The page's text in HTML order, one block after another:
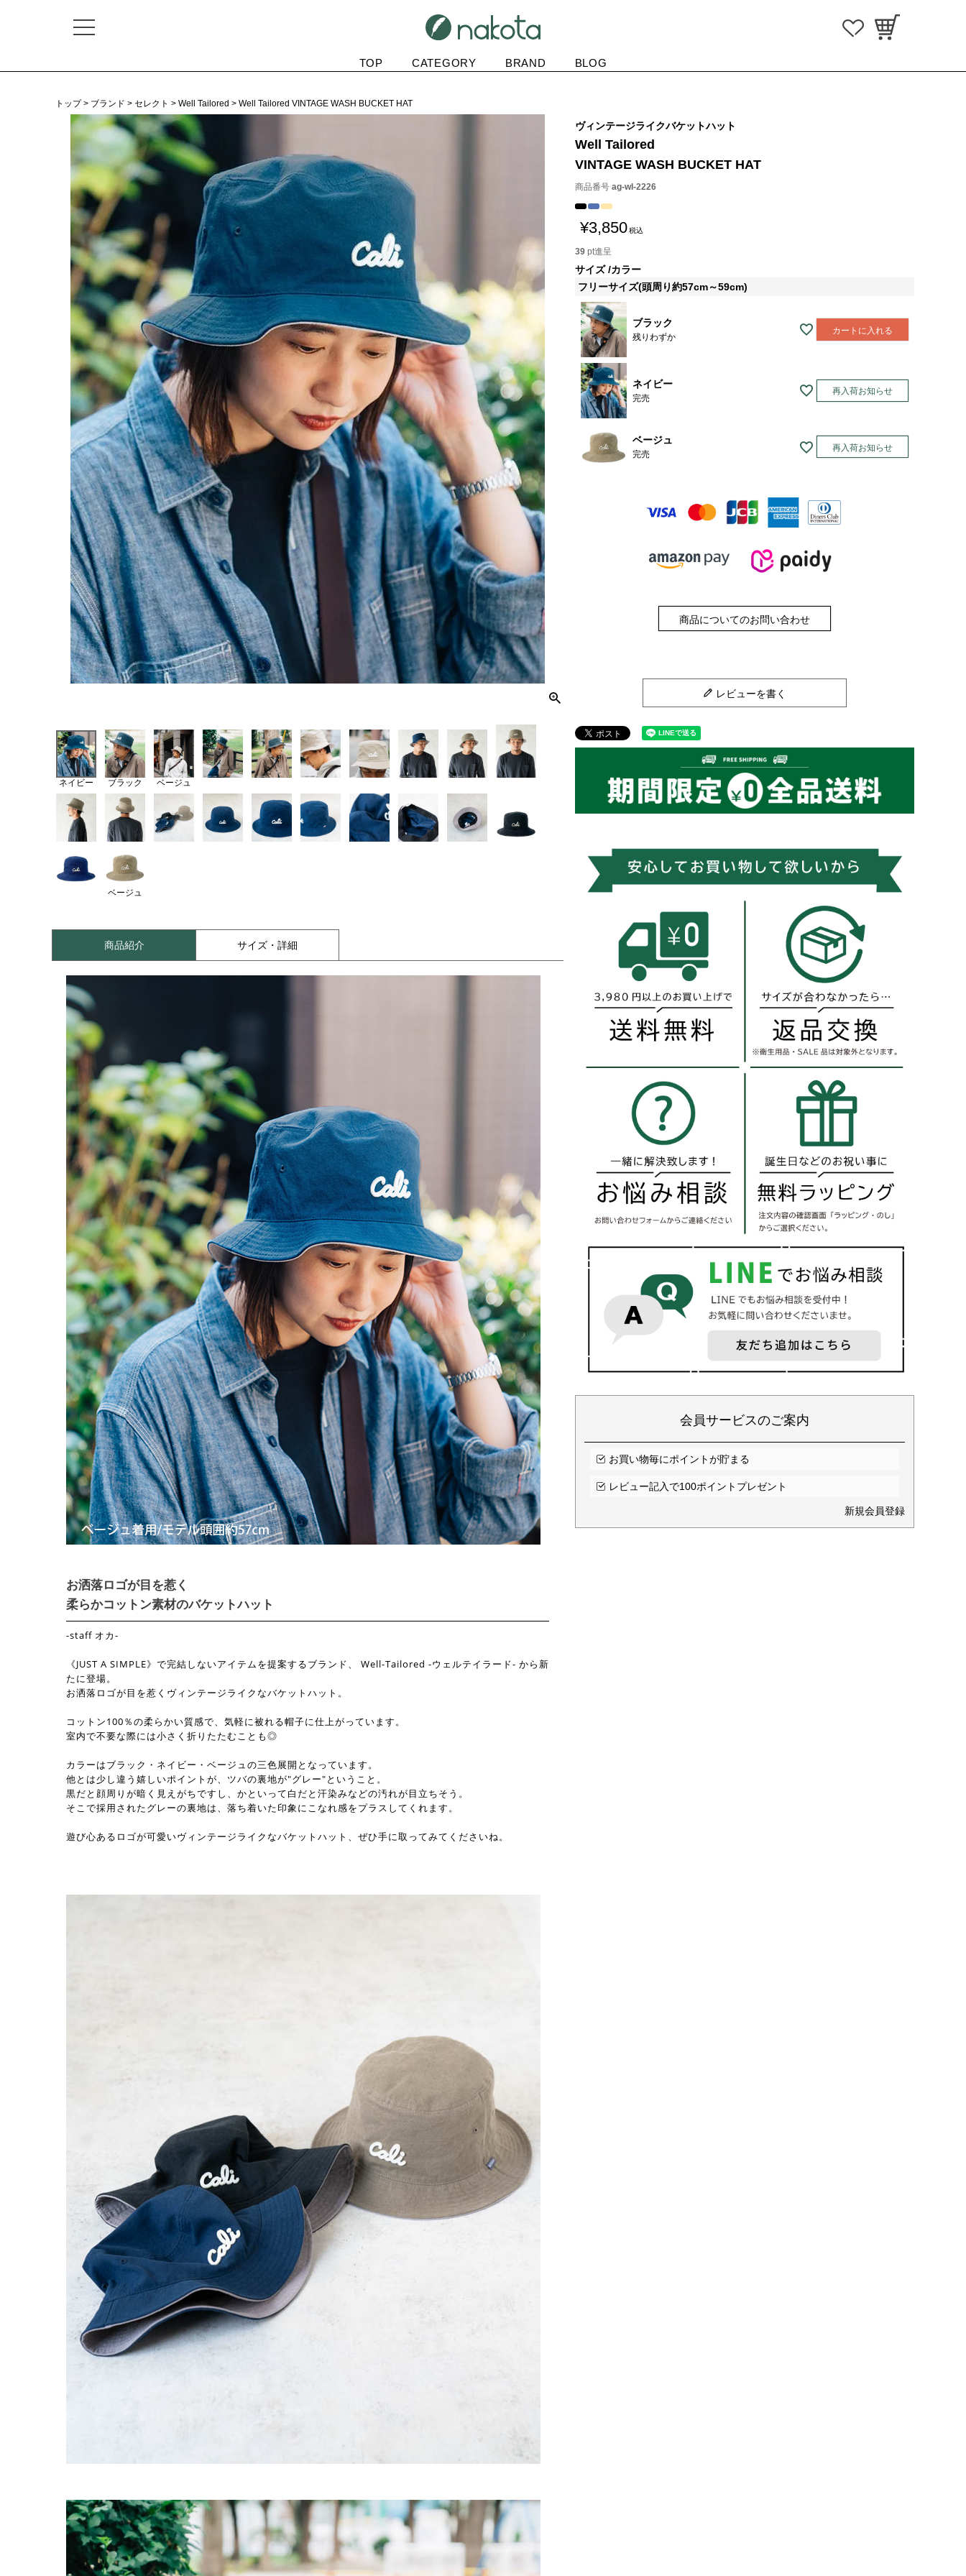
TOP CATEGORY BRAND BLOG
トップ ブランド セレクト Well Tailored Well Tailored VINTAGE WASH BUCKET HAT
ネイビー ブラック ベージュ
ベージュ
商品紹介 サイズ・詳細
お洒落ロゴが目を惹く
柔らかコットン素材のバケットハット
-staff オカ-
《JUST A SIMPLE》で完結しないアイテムを提案するブランド、 Well-Tailored -ウェルテイラード- から新
たに登場。
お洒落ロゴが目を惹くヴィンテージライクなバケットハット。
コットン100％の柔らかい質感で、気軽に被れる帽子に仕上がっています。
室内で不要な際には小さく折りたたむことも◎
カラーはブラック・ネイビー・ベージュの三色展開となっています。
他とは少し違う嬉しいポイントが、ツバの裏地が"グレー"ということ。
黒だと顔周りが暗く見えがちですし、かといって白だと汗染みなどの汚れが目立ちそう。
そこで採用されたグレーの裏地は、落ち着いた印象にこなれ感をプラスしてくれます。
遊び心あるロゴが可愛いヴィンテージライクなバケットハット、ぜひ手に取ってみてくださいね。
ヴィンテージライクバケットハット
Well Tailored
VINTAGE WASH BUCKET HAT
商品番号 ag-wl-2226
¥3,850税込
39 pt進呈
サイズ カラー
フリーサイズ(頭周り約57cm～59cm)
ブラック
残りわずか
カートに入れる
ネイビー
完売
再入荷お知らせ
ベージュ
完売
再入荷お知らせ
商品についてのお問い合わせ
レビューを書く
会員サービスのご案内
お買い物毎にポイントが貯まる
レビュー記入で100ポイントプレゼント
新規会員登録